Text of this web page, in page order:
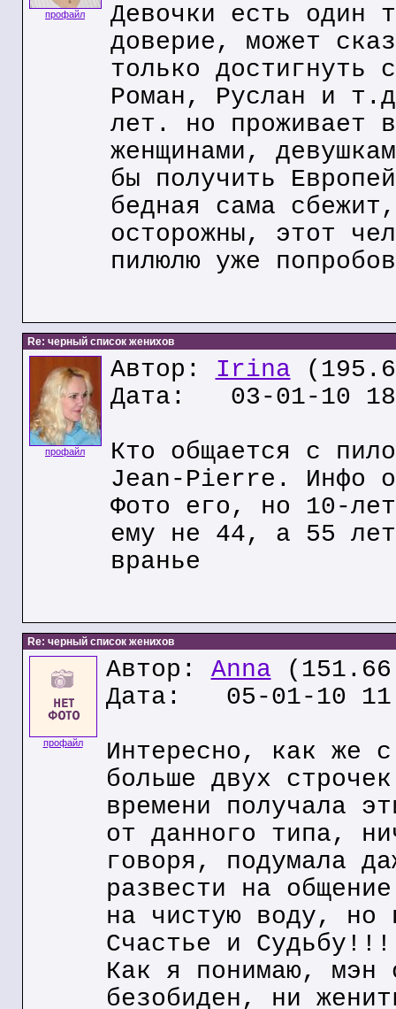
профайл
Девочки есть один
доверие, может
только достигнуть
Роман, Руслан и
лет. но проживает
женщинами,
бы получить
бедная сама
осторожны, этот
пилюлю уже
Re: черный список женихов
профайл
Автор: Irina
Дата: 03-01-10
Кто общается с
Jean-Pierre. Инфо
Фото его, но 10-
ему не 44, а 55
вранье
Re: черный список женихов
профайл
Автор: Anna
Дата: 05-01-10
Интересно, как же
больше двух
времени получала
от данного типа,
говоря, подумала
развести на
на чистую воду, но
Счастье и
Как я понимаю, мэн
безобиден, ни